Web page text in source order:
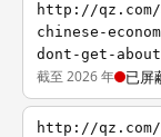
http://qz.com/
chinese-
dont-get-
截至 2026 年 已屏
http://qz.com/